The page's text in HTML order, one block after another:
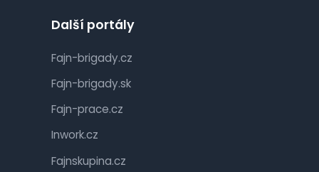
Další portály
Fajn-brigady.cz
Fajn-brigady.sk
Fajn-prace.cz
Inwork.cz
Fajnskupina.cz